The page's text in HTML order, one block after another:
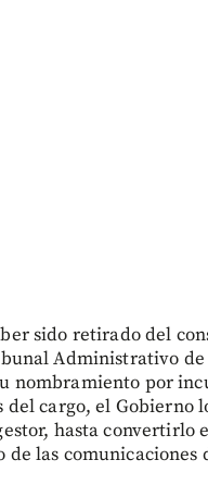
sido retirado del
Administrativo
nombramiento por
del cargo, el Gobierno
hasta convertirlo
de las comunicaciones